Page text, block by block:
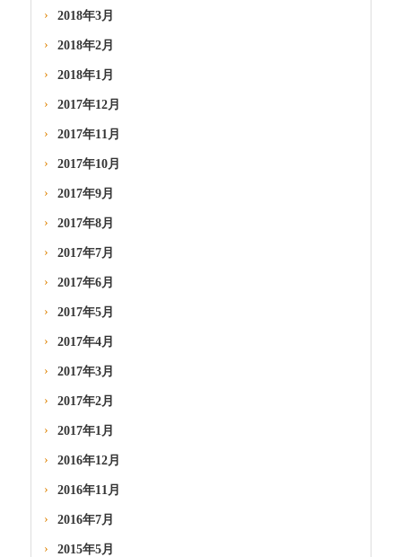
2018年3月
2018年2月
2018年1月
2017年12月
2017年11月
2017年10月
2017年9月
2017年8月
2017年7月
2017年6月
2017年5月
2017年4月
2017年3月
2017年2月
2017年1月
2016年12月
2016年11月
2016年7月
2015年5月